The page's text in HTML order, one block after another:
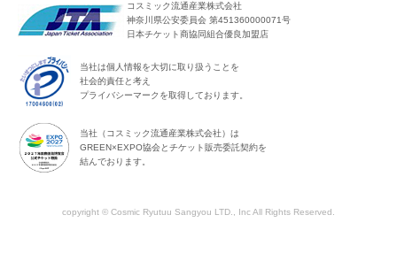
コスミック流通産業株式会社
神奈川県公安委員会 第451360000071号
日本チケット商協同組合優良加盟店
当社は個人情報を大切に取り扱うことを
社会的責任と考え
プライバシーマークを取得しております。
当社（コスミック流通産業株式会社）は
GREEN×EXPO協会とチケット販売委託契約を
結んでおります。
copyright © Cosmic Ryutuu Sangyou LTD., Inc All Rights Reserved.